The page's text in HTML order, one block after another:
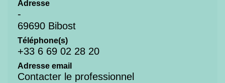
Adresse
-
69690 Bibost
Téléphone(s)
+33 6 69 02 28 20
Adresse email
Contacter le professionnel